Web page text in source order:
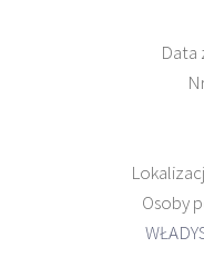
Data
Osoby